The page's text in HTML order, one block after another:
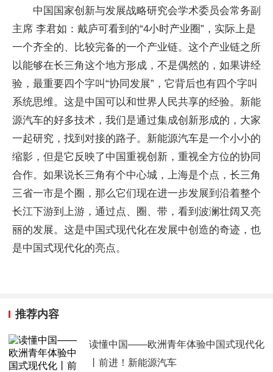
中国国家创新与发展战略研究会学术委员会常务副
主席 李君如：戴庐可看到的“4小时产业圈”，实际上是
一个齐全的、比较完备的一个产业链。这个产业链之所
以能够在长三角这个地方形成，不是偶然的，如果讲经
验，最重要四个字叫“协同发展”，它背后也有四个字叫
系统思维。这是中国可以和世界人民共享的经验。新能
源汽车的好多技术，我们是通过集成创新形成的，大家
一起研究，找到对接的路子。新能源汽车是一个小小的
缩影，但是它反映了中国重视创新，重视全方位的协同
合作。如果说长三角有个中心城，上海是个点，长三角
三省一市是个圈，那么它们现在进一步发展到沿着整个
长江下游到上游，通过点、圈、带，看到波澜壮阔又亮
丽的发展。这是中国式现代化在发展中创造的奇迹，也
是中国式现代化的亮点。
推荐内容
读懂中国——欧洲青年体验中国式现代化
丨前进！新能源汽车